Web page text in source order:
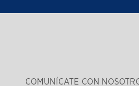
COMUNÍCATE CON